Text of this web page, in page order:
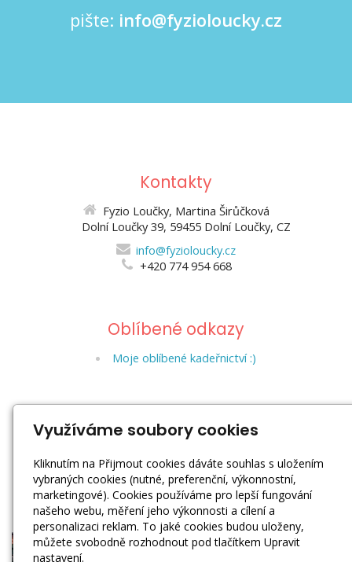
pište: info@fyzioloucky.cz
Kontakty
Fyzio Loučky, Martina Širůčková
Dolní Loučky 39, 59455 Dolní Loučky, CZ
info@fyzioloucky.cz
+420 774 954 668
Oblíbené odkazy
Moje oblíbené kadeřnictví :)
Využíváme soubory cookies
Kliknutím na Přijmout cookies dáváte souhlas s uložením
vybraných cookies (nutné, preferenční, výkonnostní,
marketingové). Cookies používáme pro lepší fungování
našeho webu, měření jeho výkonnosti a cílení a
personalizaci reklam. To jaké cookies budou uloženy,
můžete svobodně rozhodnout pod tlačítkem Upravit
nastavení.